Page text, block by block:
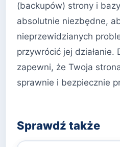
(backupów) strony i
absolutnie niezbędne,
nieprzewidzianych
przywrócić jej działanie.
zapewni, że Twoja
sprawnie i bezpiecznie
Sprawdź także